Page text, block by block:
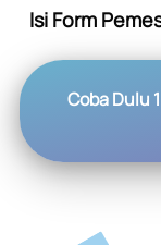
Isi Form
Coba Dulu